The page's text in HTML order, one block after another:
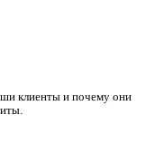
клиенты и почему они